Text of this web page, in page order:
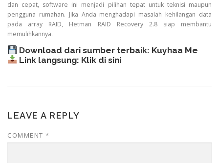
dan cepat, software ini menjadi pilihan tepat untuk teknisi maupun
pengguna rumahan. Jika Anda menghadapi masalah kehilangan data
pada array RAID, Hetman RAID Recovery 2.8 siap membantu
memulihkannya.
Download dari sumber terbaik: Kuyhaa Me
Link langsung: Klik di sini
LEAVE A REPLY
COMMENT *